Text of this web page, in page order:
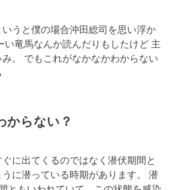
うと僕の場合沖田総司を思い浮か
い竜馬なんか読んだりもしたけど 主
。 でもこれがなかなかわからない
からない？
に出てくるのではなく潜伏期間と
に潜っている時期があります。 潜